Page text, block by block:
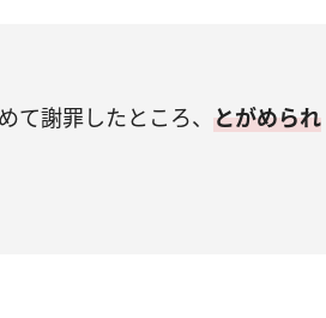
て謝罪したところ、 とがめられ